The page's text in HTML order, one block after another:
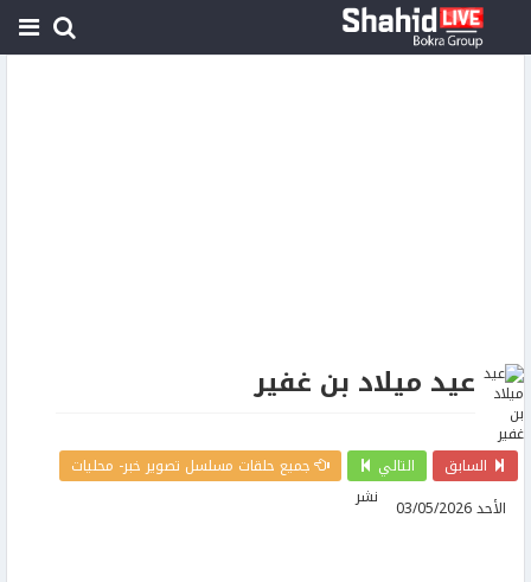
عيد ميلاد بن غفير
السابق التالي
جميع حلقات مسلسل تصوير خبر- محليات
نشر
الأحد 03/05/2026